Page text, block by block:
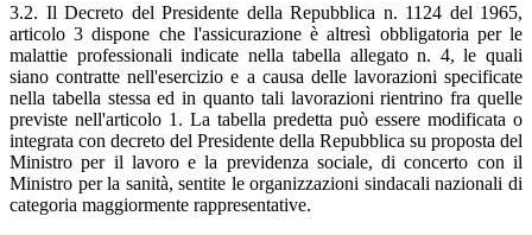
3.2. Il Decreto del Presidente della Repubblica n. 1124 del 1965,
articolo 3 dispone che l'assicurazione è altresì obbligatoria per le
malattie professionali indicate nella tabella allegato n. 4, le quali
siano contratte nell'esercizio e a causa delle lavorazioni specificate
nella tabella stessa ed in quanto tali lavorazioni rientrino fra quelle
previste nell'articolo 1. La tabella predetta può essere modificata o
integrata con decreto del Presidente della Repubblica su proposta del
Ministro per il lavoro e la previdenza sociale, di concerto con il
Ministro per la sanità, sentite le organizzazioni sindacali nazionali di
categoria maggiormente rappresentative.